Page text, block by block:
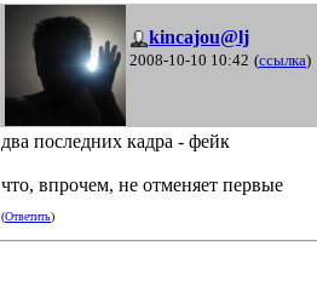
kincajou@lj
2008-10-10 10:42 (ссылка)
два последних кадра - фейк
что, впрочем, не отменяет первые
(Ответить)